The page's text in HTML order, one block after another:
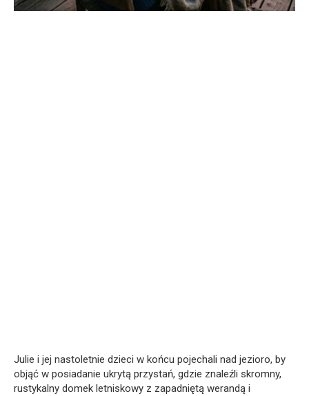
Julie i jej nastoletnie dzieci w końcu pojechali nad jezioro, by
objąć w posiadanie ukrytą przystań, gdzie znaleźli skromny,
rustykalny domek letniskowy z zapadniętą werandą i